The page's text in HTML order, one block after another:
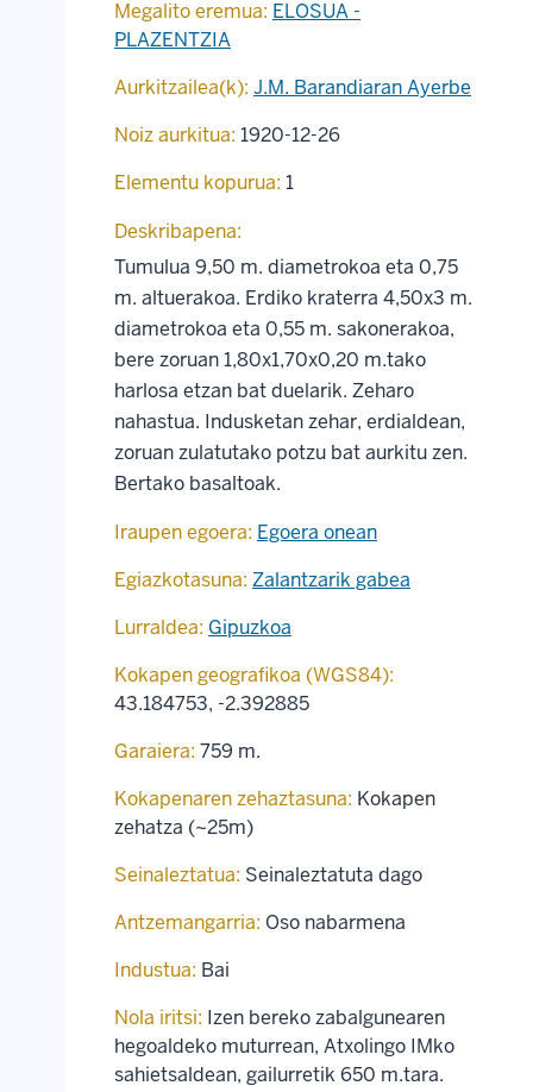
Megalito eremua: ELOSUA -
PLAZENTZIA
Aurkitzailea(k): J.M. Barandiaran Ayerbe
Noiz aurkitua: 1920-12-26
Elementu kopurua: 1
Deskribapena:
Tumulua 9,50 m. diametrokoa eta 0,75
m. altuerakoa. Erdiko kraterra 4,50x3 m.
diametrokoa eta 0,55 m. sakonerakoa,
bere zoruan 1,80x1,70x0,20 m.tako
harlosa etzan bat duelarik. Zeharo
nahastua. Indusketan zehar, erdialdean,
zoruan zulatutako potzu bat aurkitu zen.
Bertako basaltoak.
Iraupen egoera: Egoera onean
Egiazkotasuna: Zalantzarik gabea
Lurraldea: Gipuzkoa
Kokapen geografikoa (WGS84):
43.184753, -2.392885
Garaiera: 759 m.
Kokapenaren zehaztasuna: Kokapen
zehatza (~25m)
Seinaleztatua: Seinaleztatuta dago
Antzemangarria: Oso nabarmena
Industua: Bai
Nola iritsi: Izen bereko zabalgunearen
hegoaldeko muturrean, Atxolingo IMko
sahietsaldean, gailurretik 650 m.tara.